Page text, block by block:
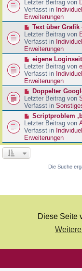
Diese Seite
r
a
g
e
i
t
a
g
e
u
e
r
B
e
i
t
a
g
Letzter Beitrag von
Verfasst in
Erweiterungen
N
e
u
e
r
B
e
i
t
a
g
Text über Grafik
Letzter Beitrag von
Verfasst in
Erweiterungen
N
e
u
e
r
B
e
i
r
a
g
eigene
Letzter Beitrag von
Verfasst in
Erweiterungen
N
e
u
e
r
B
e
i
t
r
Doppelter
Letzter Beitrag von
Verfasst in
N
e
u
e
r
e
g
Scriptproblem
Letzter Beitrag von
Verfasst in
Erweiterungen
Die Suche